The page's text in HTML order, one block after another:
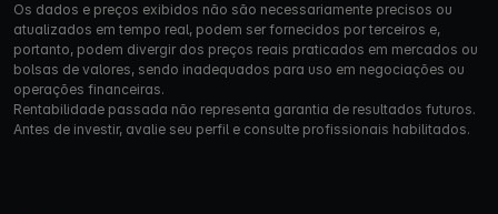
Os dados e preços exibidos não são necessariamente precisos ou
atualizados em tempo real, podem ser fornecidos por terceiros e,
portanto, podem divergir dos preços reais praticados em mercados ou
bolsas de valores, sendo inadequados para uso em negociações ou
operações financeiras.
Rentabilidade passada não representa garantia de resultados futuros.
Antes de investir, avalie seu perfil e consulte profissionais habilitados.